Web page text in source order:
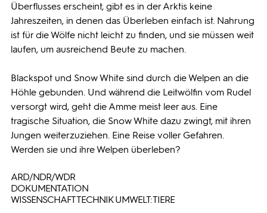
Überflusses erscheint, gibt es in der Arktis keine
Jahreszeiten, in denen das Überleben einfach ist. Nahrung
ist für die Wölfe nicht leicht zu finden, und sie müssen weit
laufen, um ausreichend Beute zu machen.
Blackspot und Snow White sind durch die Welpen an die
Höhle gebunden. Und während die Leitwölfin vom Rudel
versorgt wird, geht die Amme meist leer aus. Eine
tragische Situation, die Snow White dazu zwingt, mit ihren
Jungen weiterzuziehen. Eine Reise voller Gefahren.
Werden sie und ihre Welpen überleben?
ARD/NDR/WDR
DOKUMENTATION
WISSENSCHAFT TECHNIK UMWELT: TIERE